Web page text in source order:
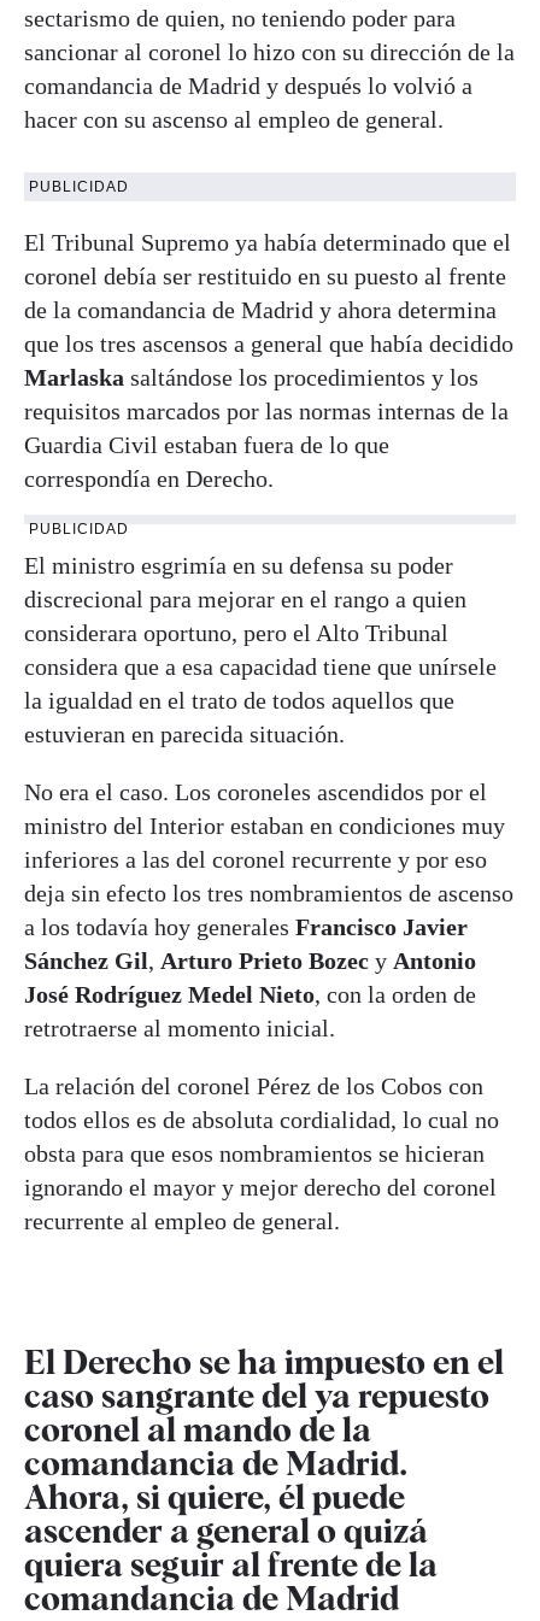
sectarismo de quien, no teniendo poder para
sancionar al coronel lo hizo con su dirección de la
comandancia de Madrid y después lo volvió a
hacer con su ascenso al empleo de general.
PUBLICIDAD
El Tribunal Supremo ya había determinado que el
coronel debía ser restituido en su puesto al frente
de la comandancia de Madrid y ahora determina
que los tres ascensos a general que había decidido
Marlaska saltándose los procedimientos y los
requisitos marcados por las normas internas de la
Guardia Civil estaban fuera de lo que
correspondía en Derecho.
PUBLICIDAD
El ministro esgrimía en su defensa su poder
discrecional para mejorar en el rango a quien
considerara oportuno, pero el Alto Tribunal
considera que a esa capacidad tiene que unírsele
la igualdad en el trato de todos aquellos que
estuvieran en parecida situación.
No era el caso. Los coroneles ascendidos por el
ministro del Interior estaban en condiciones muy
inferiores a las del coronel recurrente y por eso
deja sin efecto los tres nombramientos de ascenso
a los todavía hoy generales Francisco Javier
Sánchez Gil, Arturo Prieto Bozec y Antonio
José Rodríguez Medel Nieto, con la orden de
retrotraerse al momento inicial.
La relación del coronel Pérez de los Cobos con
todos ellos es de absoluta cordialidad, lo cual no
obsta para que esos nombramientos se hicieran
ignorando el mayor y mejor derecho del coronel
recurrente al empleo de general.
El Derecho se ha impuesto en el
caso sangrante del ya repuesto
coronel al mando de la
comandancia de Madrid.
Ahora, si quiere, él puede
ascender a general o quizá
quiera seguir al frente de la
comandancia de Madrid